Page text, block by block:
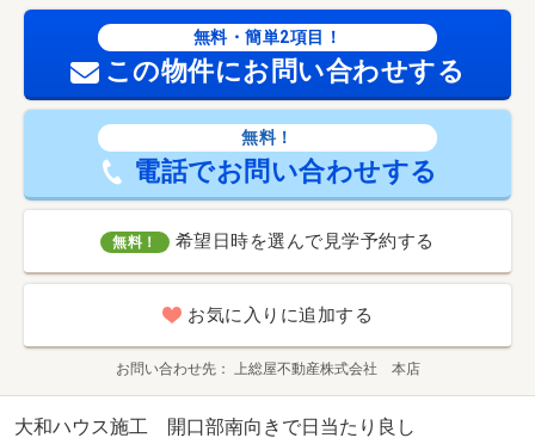
無料・簡単2項目！
この物件にお問い合わせする
無料！
電話でお問い合わせする
無料！ 希望日時を選んで見学予約する
お気に入りに追加する
お問い合わせ先 上総屋不動産株式会社 本店
大和ハウス施工 開口部南向きで日当たり良し